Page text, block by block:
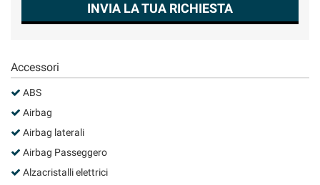
INVIA LA TUA RICHIESTA
Accessori
ABS
Airbag
Airbag laterali
Airbag Passeggero
Alzacristalli elettrici
le